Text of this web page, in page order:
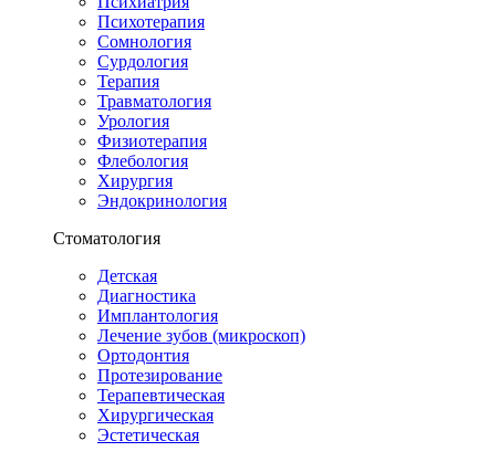
Психотерапия
Сомнология
Сурдология
Терапия
Травматология
Урология
Физиотерапия
Флебология
Хирургия
Эндокринология
Стоматология
Детская
Диагностика
Имплантология
Лечение зубов (микроскоп)
Ортодонтия
Протезирование
Терапевтическая
Хирургическая
Эстетическая